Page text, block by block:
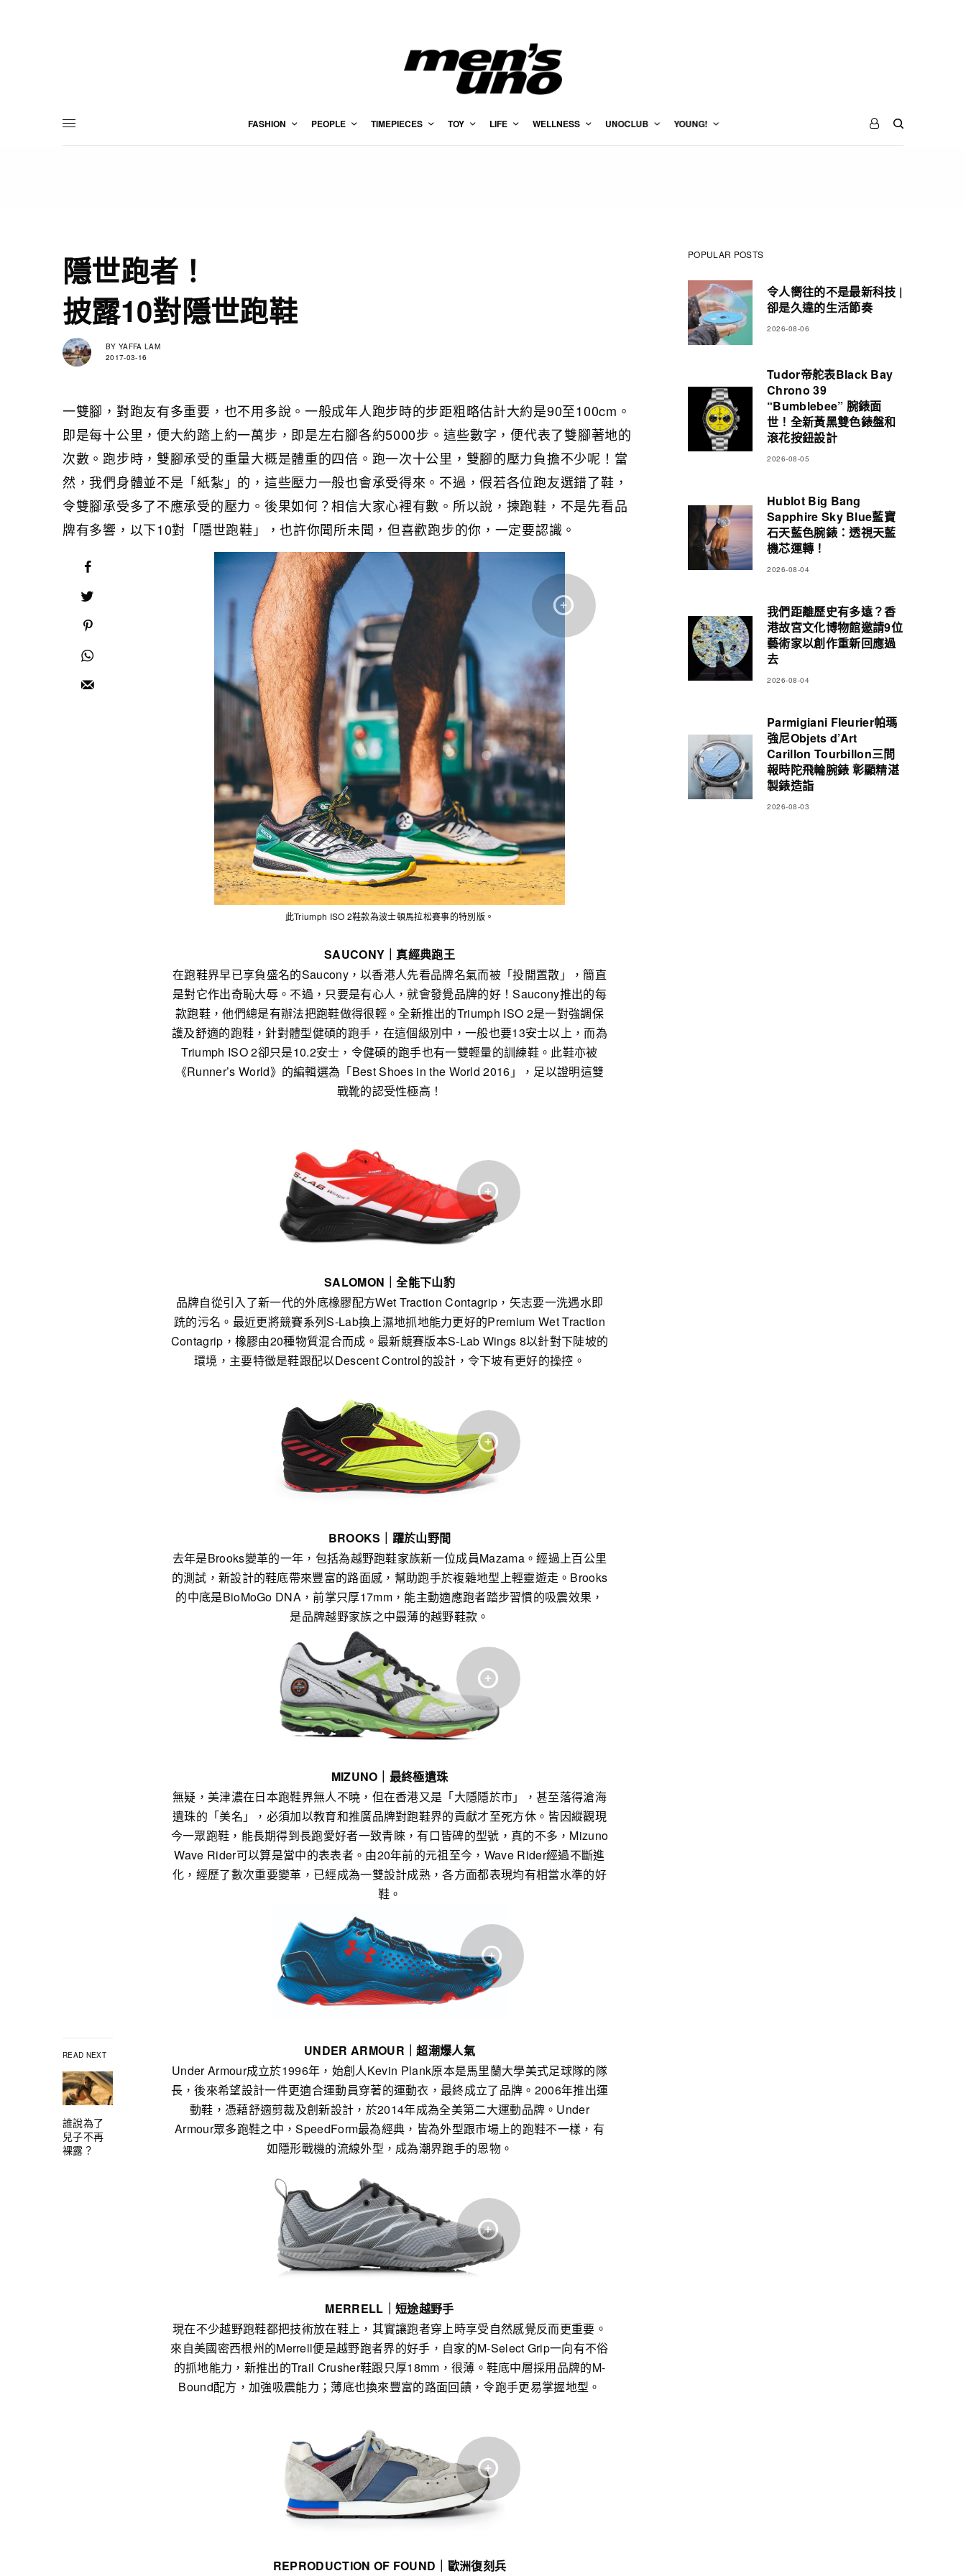
FASHION PEOPLE TIMEPIECES TOY LIFE WELLNESS UNOCLUB YOUNG!
隱世跑者！
披露10對隱世跑鞋
BY YAFFA LAM
2017-03-16
一雙腳，對跑友有多重要，也不用多說。一般成年人跑步時的步距粗略估計大約是90至100cm。
即是每十公里，便大約踏上約一萬步，即是左右腳各約5000步。這些數字，便代表了雙腳著地的
次數。跑步時，雙腳承受的重量大概是體重的四倍。跑一次十公里，雙腳的壓力負擔不少呢！當
然，我們身體並不是「紙紮」的，這些壓力一般也會承受得來。不過，假若各位跑友選錯了鞋，
令雙腳承受多了不應承受的壓力。後果如何？相信大家心裡有數。所以說，揀跑鞋，不是先看品
牌有多響，以下10對「隱世跑鞋」，也許你聞所未聞，但喜歡跑步的你，一定要認識。
READ NEXT
誰說為了
兒子不再
裸露？
此Triumph ISO 2鞋款為波士頓馬拉松賽事的特別版。
SAUCONY｜ 真經典跑王
在跑鞋界早已享負盛名的Saucony，以香港人先看品牌名氣而被「投閒置散」，簡直
是對它作出奇恥大辱。不過，只要是有心人，就會發覺品牌的好！Saucony推出的每
款跑鞋，他們總是有辦法把跑鞋做得很輕。全新推出的Triumph ISO 2是一對強調保
護及舒適的跑鞋，針對體型健碩的跑手，在這個級別中，一般也要13安士以上，而為
Triumph ISO 2卻只是10.2安士，令健碩的跑手也有一雙輕量的訓練鞋。此鞋亦被
《Runner’s World》的編輯選為「Best Shoes in the World 2016」，足以證明這雙
戰靴的認受性極高！
SALOMON ｜全能下山豹
品牌自從引入了新一代的外底橡膠配方Wet Traction Contagrip，矢志要一洗遇水即
跣的污名。最近更將競賽系列S-Lab換上濕地抓地能力更好的Premium Wet Traction
Contagrip，橡膠由20種物質混合而成。最新競賽版本S-Lab Wings 8以針對下陡坡的
環境，主要特徵是鞋跟配以Descent Control的設計，令下坡有更好的操控。
BROOKS ｜ 躍於山野間
去年是Brooks變革的一年，包括為越野跑鞋家族新一位成員Mazama。經過上百公里
的測試，新設計的鞋底帶來豐富的路面感，幫助跑手於複雜地型上輕靈遊走。Brooks
的中底是BioMoGo DNA，前掌只厚17mm，能主動適應跑者踏步習慣的吸震效果，
是品牌越野家族之中最薄的越野鞋款。
MIZUNO ｜ 最終極遺珠
無疑，美津濃在日本跑鞋界無人不曉，但在香港又是「大隱隱於市」，甚至落得滄海
遺珠的「美名」，必須加以教育和推廣品牌對跑鞋界的貢獻才至死方休。皆因縱觀現
今一眾跑鞋，能長期得到長跑愛好者一致青睞，有口皆碑的型號，真的不多，Mizuno
Wave Rider可以算是當中的表表者。由20年前的元祖至今，Wave Rider經過不斷進
化，經歷了數次重要變革，已經成為一雙設計成熟，各方面都表現均有相當水準的好
鞋。
UNDER ARMOUR ｜超潮爆人氣
Under Armour成立於1996年，始創人Kevin Plank原本是馬里蘭大學美式足球隊的隊
長，後來希望設計一件更適合運動員穿著的運動衣，最終成立了品牌。2006年推出運
動鞋，憑藉舒適剪裁及創新設計，於2014年成為全美第二大運動品牌。Under
Armour眾多跑鞋之中，SpeedForm最為經典，皆為外型跟市場上的跑鞋不一樣，有
如隱形戰機的流線外型，成為潮界跑手的恩物。
MERRELL ｜ 短途越野手
現在不少越野跑鞋都把技術放在鞋上，其實讓跑者穿上時享受自然感覺反而更重要。
來自美國密西根州的Merrell便是越野跑者界的好手，自家的M-Select Grip一向有不俗
的抓地能力，新推出的Trail Crusher鞋跟只厚18mm，很薄。鞋底中層採用品牌的M-
Bound配方，加強吸震能力；薄底也換來豐富的路面回饋，令跑手更易掌握地型。
REPRODUCTION OF FOUND ｜ 歐洲復刻兵
POPULAR POSTS
令人嚮往的不是最新科技 |
卻是久違的生活節奏
2026-08-06
Tudor帝舵表Black Bay
Chrono 39
“Bumblebee” 腕錶面
世！全新黃黑雙色錶盤和
滾花按鈕設計
2026-08-05
Hublot Big Bang
Sapphire Sky Blue藍寶
石天藍色腕錶：透視天藍
機芯運轉！
2026-08-04
我們距離歷史有多遠？香
港故宮文化博物館邀請9位
藝術家以創作重新回應過
去
2026-08-04
Parmigiani Fleurier帕瑪
強尼Objets d’Art
Carillon Tourbillon三問
報時陀飛輪腕錶 彰顯精湛
製錶造詣
2026-08-03